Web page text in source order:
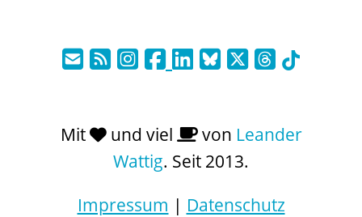
Mit und viel von Leander
Wattig. Seit 2013.
Impressum | Datenschutz